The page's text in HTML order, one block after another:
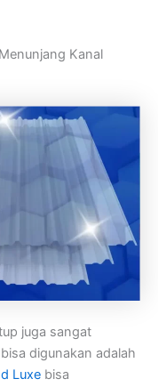
Kanal
juga sangat
digunakan adalah
Luxe bisa